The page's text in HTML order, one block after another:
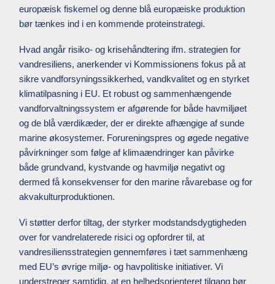
europæisk fiskemel og denne blå europæiske produktion
bør tænkes ind i en kommende proteinstrategi.
Hvad angår risiko- og krisehåndtering ifm. strategien for
vandresiliens, anerkender vi Kommissionens fokus på at
sikre vandforsyningssikkerhed, vandkvalitet og en styrket
klimatilpasning i EU. Et robust og sammenhængende
vandforvaltningssystem er afgørende for både havmiljøet
og de blå værdikæder, der er direkte afhængige af sunde
marine økosystemer. Forureningspres og øgede negative
påvirkninger som følge af klimaændringer kan påvirke
både grundvand, kystvande og havmiljø negativt og
dermed få konsekvenser for den marine råvarebase og for
akvakulturproduktionen.
Vi støtter derfor tiltag, der styrker modstandsdygtigheden
over for vandrelaterede risici og opfordrer til, at
vandresiliensstrategien gennemføres i tæt sammenhæng
med EU’s øvrige miljø- og havpolitiske initiativer. Vi
understreger samtidig, at en helhedsorienteret tilgang bør